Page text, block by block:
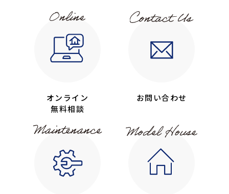
オンライン
無料相談
お問い合わせ